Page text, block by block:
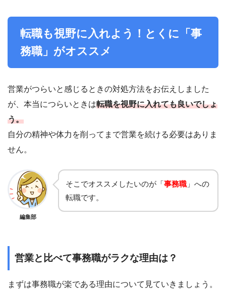
転職も視野に入れよう！とくに「事
務職」がオススメ
営業がつらいと感じるときの対処方法をお伝えしました
が、本当につらいときは転職を視野に入れても良いでしょ
う。
自分の精神や体力を削ってまで営業を続ける必要はありま
せん。
編集部
そこでオススメしたいのが「事務職 」への
転職です。
営業と比べて事務職がラクな理由は？
まずは事務職が楽である理由について見ていきましょう。